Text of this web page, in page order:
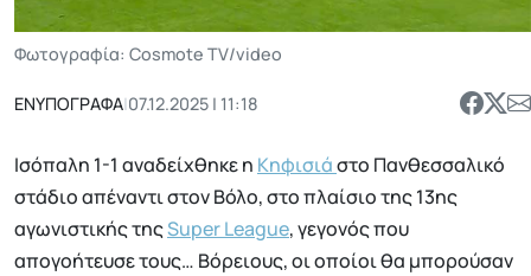
Φωτογραφία: Cosmote TV/video
ΕΝΥΠΟΓΡΑΦΑ|07.12.2025 | 11:18
Ισόπαλη 1-1 αναδείχθηκε η Κηφισιάστο Πανθεσσαλικό
στάδιο απέναντι στον Βόλο, στο πλαίσιο της 13ης
αγωνιστικής τηςSuper League, γεγονός που
απογοήτευσε τους… Βόρειους, οι οποίοι θα μπορούσαν